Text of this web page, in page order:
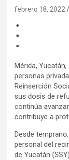
febrero 18, 2022
Mérida,
personas
Reinserción
sus dosis de
continúa
contribuye a
Desde
personal del
de Yucatán